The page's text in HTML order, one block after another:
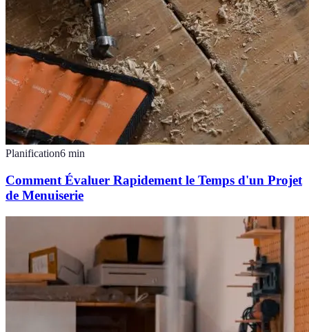
Planification6 min
Comment Évaluer Rapidement le Temps d'un Projet
de Menuiserie